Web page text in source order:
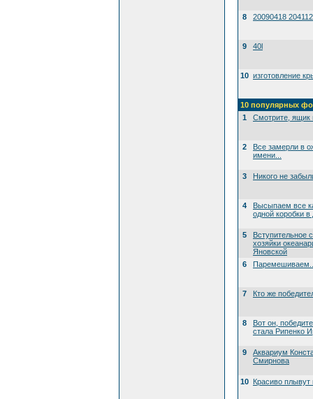
8 20090418
9 40l
10 изготовление
10 популярных
1
Смотрите, ящик
2
Все замерли в
имени...
3 Никого не
4
Высыпаем все
одной коробки в
5
Вступительное
хозяйки
Яновской
6
7 Кто же
8
Вот он,
стала Рипенко
9
Аквариум
Смирнова
10 Красиво плывут